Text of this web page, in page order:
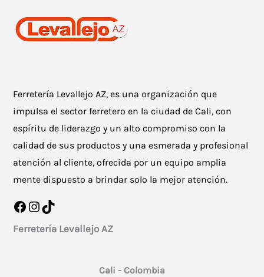
Ferretería Levallejo AZ, es una organización que
impulsa el sector ferretero en la ciudad de Cali, con
espíritu de liderazgo y un alto compromiso con la
calidad de sus productos y una esmerada y profesional
atención al cliente, ofrecida por un equipo amplia
mente dispuesto a brindar solo la mejor atención.
Facebook
Instagram
TikTok
Ferretería Levallejo AZ
Cali - Colombia